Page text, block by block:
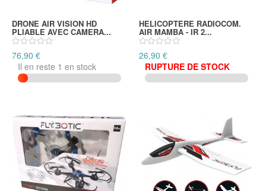
DRONE AIR VISION HD
PLIABLE AVEC CAMERA...
76,90 €
Il en reste 1 en stock
HELICOPTERE RADIOCOM.
AIR MAMBA - IR 2...
26,90 €
RUPTURE DE STOCK